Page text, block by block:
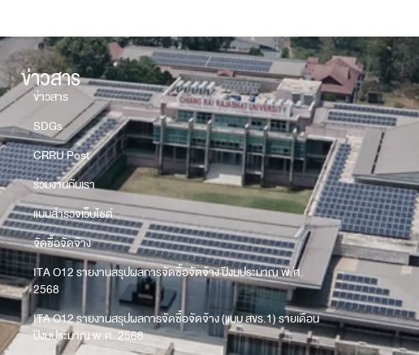
ข่าวสาร
ข่าวสาร
SDGs
CRRU Post
ร่วมงานกับเรา
แบบสำรวจเว็บไซต์
จัดซื้อจัดจ้าง
ITA O12 รายงานสรุปผลการจัดซื้อจัดจ้าง ปีงบประมาณ พ.ศ.
2568
ITA O12 รายงานสรุปผลการจัดซื้อจัดจ้าง (แบบ สขร.1) รายเดือน
ปีงบประมาณ พ.ศ. 2568